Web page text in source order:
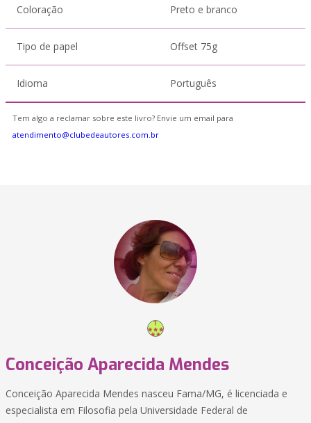
Coloração Preto e branco
Tipo de papel Offset 75g
Idioma Português
Tem algo a reclamar sobre este livro? Envie um email para
atendimento@clubedeautores.com.br
Conceição Aparecida Mendes
Conceição Aparecida Mendes nasceu Fama/MG, é licenciada e
especialista em Filosofia pela Universidade Federal de